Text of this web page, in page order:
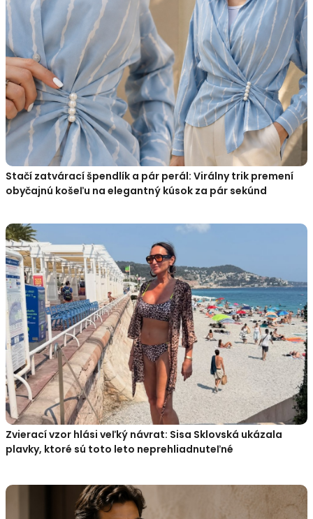
Stačí zatvárací špendlík a pár perál: Virálny trik premení
obyčajnú košeľu na elegantný kúsok za pár sekúnd
Zvierací vzor hlási veľký návrat: Sisa Sklovská ukázala
plavky, ktoré sú toto leto neprehliadnuteľné